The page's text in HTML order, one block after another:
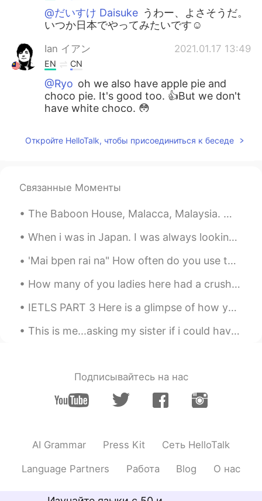
@だいすけ Daisuke うわー、よさそうだ。
いつか日本でやってみたいです☺️
Ian イアン 2021.01.17 13:49
EN CN
@Ryo oh we also have apple pie and
choco pie. It's good too. 👍But we don't
have white choco. 😳
JP EN
Koyu
JP EN
へぇ〜😳おいしそう 今日本では、ベルギー
よ〜
Ryo 2021.01.17 13:43
Откройте HelloTalk, чтобы присоединиться к беседе
Связанные Моменты
The Baboon House, Malacca, Malaysia. ここはムラカで有名なカフェです。カフェの環境は良いよですから、休憩に最適。 メニューのおすすめは絶対はバーガーです。...
When i was in Japan. I was always looking at the vending machine. They have so many nice drinks a...
'Mai bpen rai na" How often do you use this phrase daily? Usually in what situations will you use...
How many of you ladies here had a crush on Howl when you were younger? He looks like a really coo...
IETLS PART 3 Here is a glimpse of how you could answer part 3 of the ielts exam 😊 why do some...
This is me...asking my sister if i could have 1 french fries, especially during this lockdown per...
Подписывайтесь на нас
AI Grammar Press Kit Сеть HelloTalk
Language Partners Работа Blog О нас